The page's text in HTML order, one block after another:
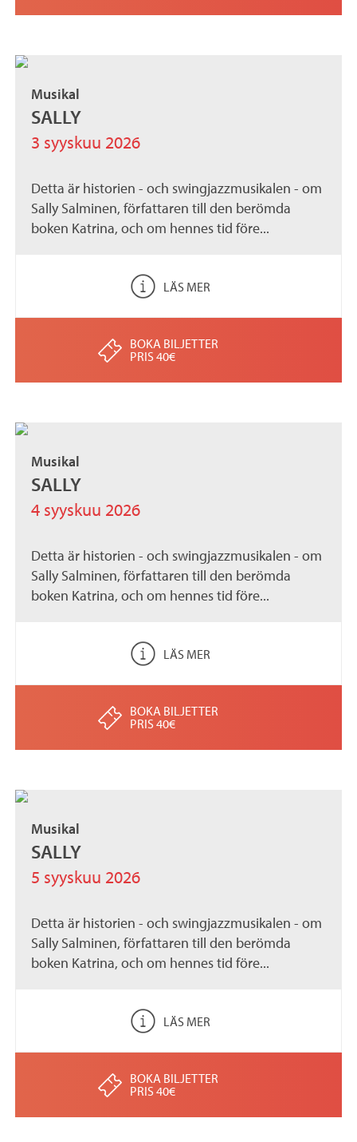
Musikal
SALLY
3 syyskuu 2026
Detta är historien - och swingjazzmusikalen - om
Sally Salminen, författaren till den berömda
boken Katrina, och om hennes tid före...
LÄS MER
BOKA BILJETTER
PRIS 40€
Musikal
SALLY
4 syyskuu 2026
Detta är historien - och swingjazzmusikalen - om
Sally Salminen, författaren till den berömda
boken Katrina, och om hennes tid före...
LÄS MER
BOKA BILJETTER
PRIS 40€
Musikal
SALLY
5 syyskuu 2026
Detta är historien - och swingjazzmusikalen - om
Sally Salminen, författaren till den berömda
boken Katrina, och om hennes tid före...
LÄS MER
BOKA BILJETTER
PRIS 40€